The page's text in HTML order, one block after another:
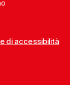
di accessibilità